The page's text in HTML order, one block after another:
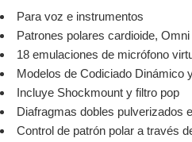
Para voz e instrumentos
Patrones polares cardioide,
18 emulaciones de micrófono
Modelos de Codiciado Dinámico
Incluye Shockmount y filtro pop
Diafragmas dobles pulverizados
Control de patrón polar a través